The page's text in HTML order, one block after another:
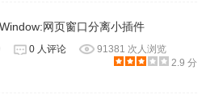
网页窗口分离小插件
0 人评论
91381 次人浏览
2.9 分